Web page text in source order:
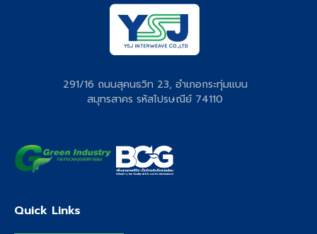
291/16 ถนนสุคนธวิท 23, อำเภอกระทุ่มแบน
สมุทรสาคร รหัสไปรษณีย์ 74110
Quick Links